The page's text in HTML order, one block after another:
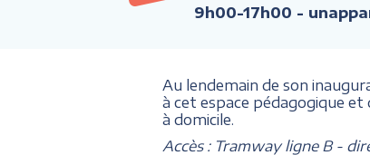
9h00-17h00 -
Au lendemain de son
à cet espace pédagogique
à domicile.
Accès : Tramway ligne B -